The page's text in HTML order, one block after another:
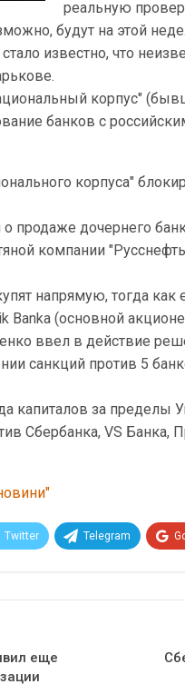
реальную
будут на этой
известно, что
корпус"
банков с
корпуса"
продаже дочернего
компании
напрямую, тогда как
Banka (основной
ввел в действие
санкций против 5
капиталов за пределы
Сбербанка, VS Банка,
Twitter Telegram
еще